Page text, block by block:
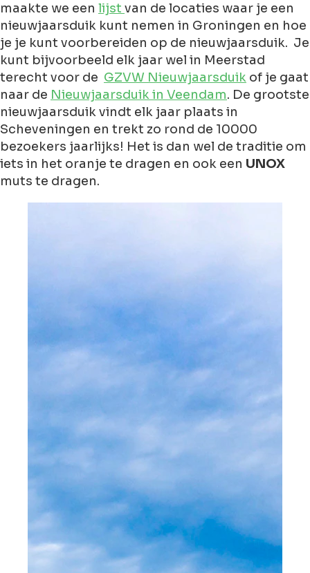
maakte we een lijst van de locaties waar je een
nieuwjaarsduik kunt nemen in Groningen en hoe
je je kunt voorbereiden op de nieuwjaarsduik. Je
kunt bijvoorbeeld elk jaar wel in Meerstad
terecht voor de GZVW Nieuwjaarsduik of je gaat
naar de Nieuwjaarsduik in Veendam. De grootste
nieuwjaarsduik vindt elk jaar plaats in
Scheveningen en trekt zo rond de 10000
bezoekers jaarlijks! Het is dan wel de traditie om
iets in het oranje te dragen en ook een UNOX
muts te dragen.